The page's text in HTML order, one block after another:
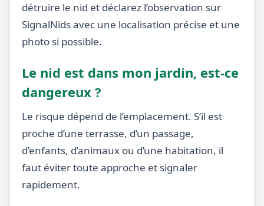
détruire le nid et déclarez l’observation sur
SignalNids avec une localisation précise et une
photo si possible.
Le nid est dans mon jardin, est-ce
dangereux ?
Le risque dépend de l’emplacement. S’il est
proche d’une terrasse, d’un passage,
d’enfants, d’animaux ou d’une habitation, il
faut éviter toute approche et signaler
rapidement.